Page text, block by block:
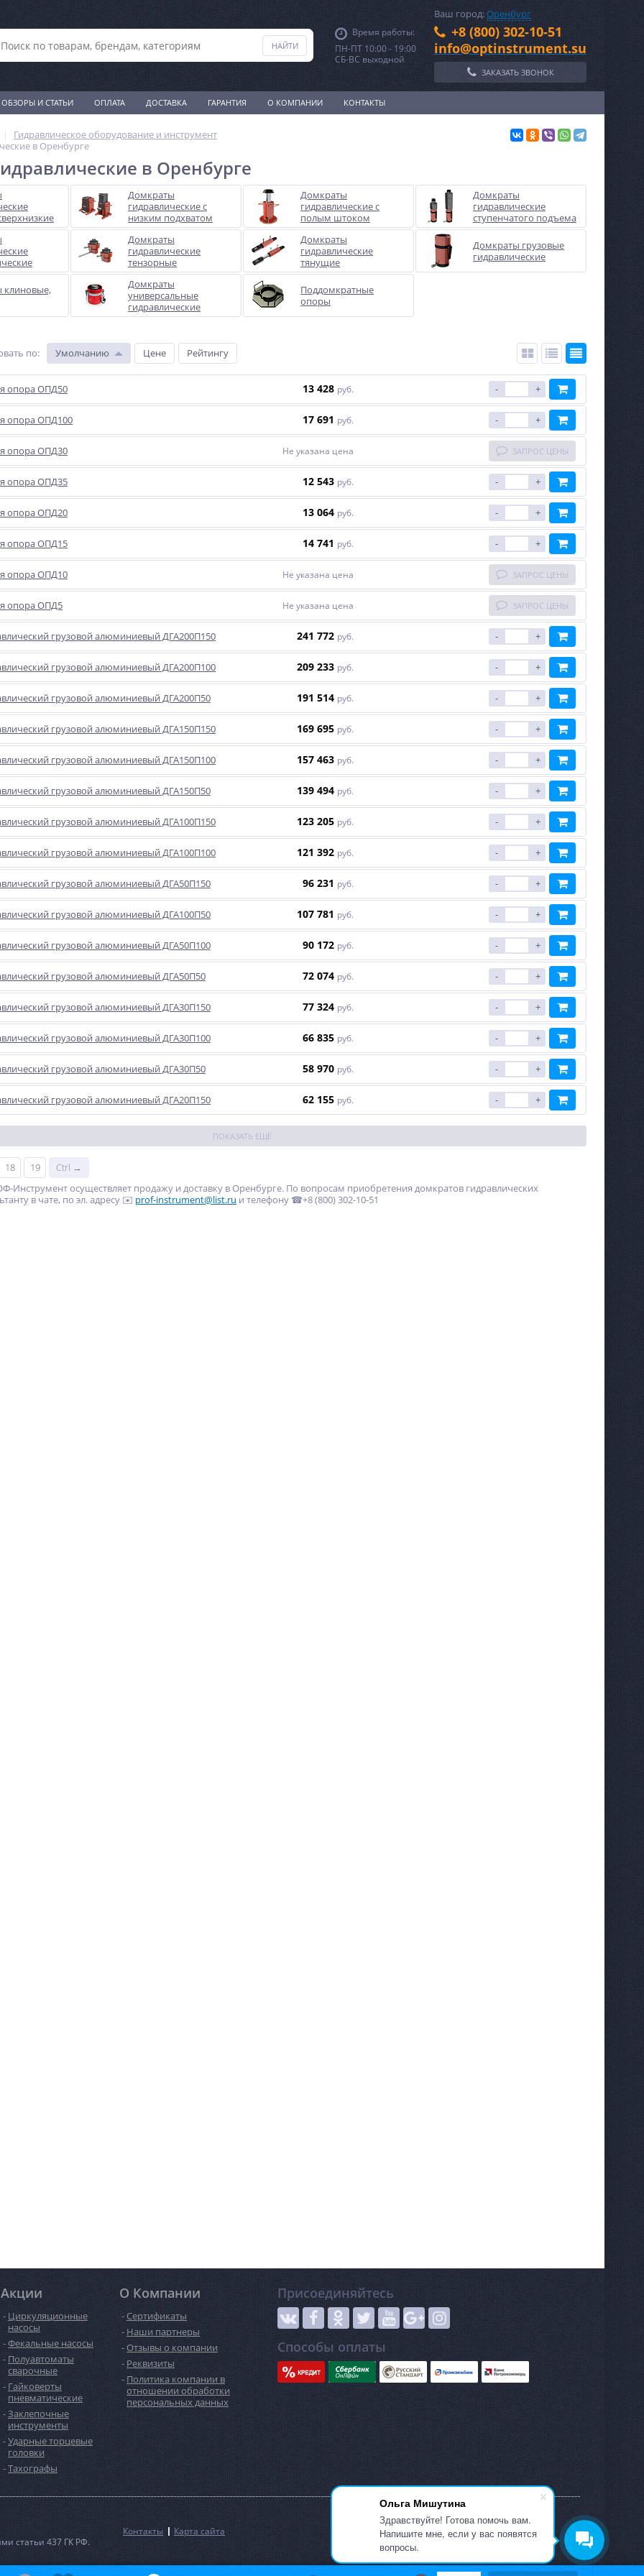
Ольга Мишутина
Здравствуйте! Готова помочь вам.
Напишите мне, если у вас появятся
вопросы.
Время работы:
ПН-ПТ 10:00 - 19:00
СБ-ВС выходной
Ваш город:Оренбург
+8 (800) 302-10-51
info@optinstrument.su
ЗАКАЗАТЬ ЗВОНОК
ОБЗОРЫ И СТАТЬИ ОПЛАТА ДОСТАВКА ГАРАНТИЯ О КОМПАНИИ КОНТАКТЫ
Гидравлическое оборудование и инструмент
в Оренбурге
в Оренбурге
Домкраты
гидравлические с
низким подхватом
Домкраты
гидравлические с
полым штоком
Домкраты
гидравлические
ступенчатого подъема
Домкраты
гидравлические
тензорные
Домкраты
гидравлические
тянущие
Домкраты грузовые
гидравлические
клиновые,
Домкраты
универсальные
гидравлические
Поддомкратные
опоры
по: Умолчанию Цене Рейтингу
опора ОПД50 13 428 руб. - +
опора ОПД100 17 691 руб. - +
опора ОПД30 Не указана цена ЗАПРОС ЦЕНЫ
опора ОПД35 12 543 руб. - +
опора ОПД20 13 064 руб. - +
опора ОПД15 14 741 руб. - +
опора ОПД10 Не указана цена ЗАПРОС ЦЕНЫ
опора ОПД5 Не указана цена ЗАПРОС ЦЕНЫ
грузовой алюминиевый ДГА200П150 241 772 руб. - +
грузовой алюминиевый ДГА200П100 209 233 руб. - +
грузовой алюминиевый ДГА200П50 191 514 руб. - +
грузовой алюминиевый ДГА150П150 169 695 руб. - +
грузовой алюминиевый ДГА150П100 157 463 руб. - +
грузовой алюминиевый ДГА150П50 139 494 руб. - +
грузовой алюминиевый ДГА100П150 123 205 руб. - +
грузовой алюминиевый ДГА100П100 121 392 руб. - +
грузовой алюминиевый ДГА50П150 96 231 руб. - +
грузовой алюминиевый ДГА100П50 107 781 руб. - +
грузовой алюминиевый ДГА50П100 90 172 руб. - +
грузовой алюминиевый ДГА50П50 72 074 руб. - +
грузовой алюминиевый ДГА30П150 77 324 руб. - +
грузовой алюминиевый ДГА30П100 66 835 руб. - +
грузовой алюминиевый ДГА30П50 58 970 руб. - +
грузовой алюминиевый ДГА20П150 62 155 руб. - +
ПОКАЗАТЬ ЕЩЁ
18 19
Ctrl →
Инструмент осуществляет продажу и доставку в Оренбурге. По вопросам приобретения домкратов гидравлических
в чате, по эл. адресу ✉️ prof-instrument@list.ru и телефону ☎+8 (800) 302-10-51
Акции
Циркуляционные
насосы
Фекальные насосы
Полуавтоматы
сварочные
Гайковерты
пневматические
Заклепочные
инструменты
Ударные торцевые
головки
Тахографы
О Компании
Сертификаты
Наши партнеры
Отзывы о компании
Реквизиты
Политика компании в
отношении обработки
персональных данных
Присоединяйтесь
Способы оплаты
статьи 437 ГК РФ.
Контакты Карта сайта